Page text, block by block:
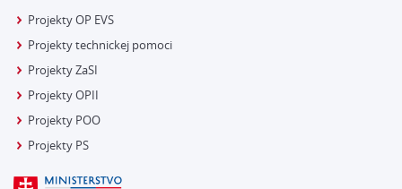
Projekty OP EVS
Projekty technickej pomoci
Projekty ZaSI
Projekty OPII
Projekty POO
Projekty PS